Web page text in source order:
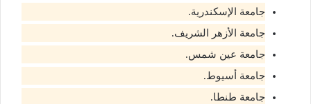
جامعة الإسكندرية.
جامعة الأزهر الشريف.
جامعة عين شمس.
جامعة أسيوط.
جامعة طنطا.